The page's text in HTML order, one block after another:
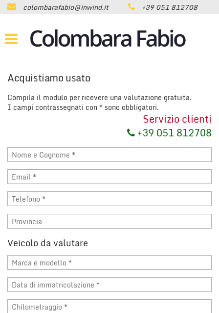
HOME
LISTA VEICOLI
ASSISTENZA
NEWS
AREA COMMERCIANTI
colombarafabio@inwind.it +39 051 812708
Acquistiamo usato
Compila il modulo per ricevere una valutazione gratuita.
I campi contrassegnati con * sono obbligatori.
Servizio clienti
+39 051 812708
Veicolo da valutare